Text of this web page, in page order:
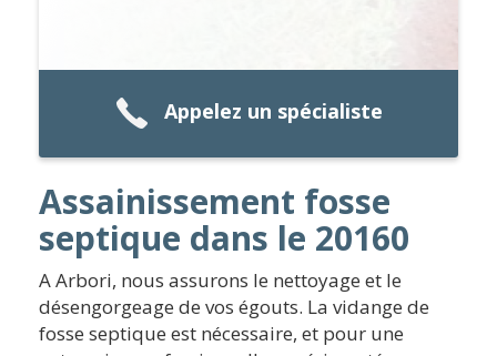
Appelez un spécialiste
Assainissement fosse
septique dans le 20160
A Arbori, nous assurons le nettoyage et le
désengorgeage de vos égouts. La vidange de
fosse septique est nécessaire, et pour une